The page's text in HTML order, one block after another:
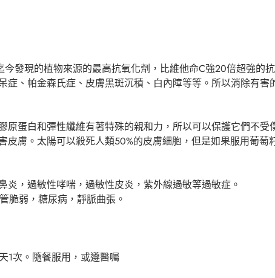
發現的植物來源的最高抗氧化劑，比維他命C強20倍超強
症、帕金森氏症、皮膚黑斑沉積、白內障等等。所以消除有
原蛋白和彈性纖維有著特殊的親和力，所以可以保護它們不
皮膚。太陽可以殺死人類50%的皮膚細胞，但是如果服用葡
炎，過敏性哮喘，過敏性皮炎，紫外線過敏等過敏症。
脆弱，糖尿病，靜脈曲張。
1次。隨餐服用，或遵醫囑